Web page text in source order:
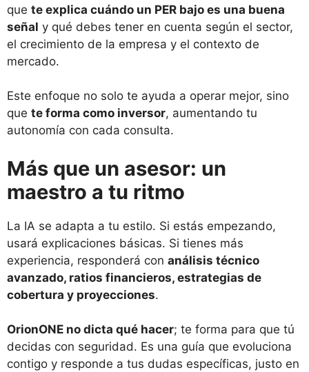
que te explica cuándo un PER bajo es una buena
señal y qué debes tener en cuenta según el sector,
el crecimiento de la empresa y el contexto de
mercado.
Este enfoque no solo te ayuda a operar mejor, sino
que te forma como inversor, aumentando tu
autonomía con cada consulta.
Más que un asesor: un
maestro a tu ritmo
La IA se adapta a tu estilo. Si estás empezando,
usará explicaciones básicas. Si tienes más
experiencia, responderá con análisis técnico
avanzado, ratios financieros, estrategias de
cobertura y proyecciones.
OrionONE no dicta qué hacer; te forma para que tú
decidas con seguridad. Es una guía que evoluciona
contigo y responde a tus dudas específicas, justo en